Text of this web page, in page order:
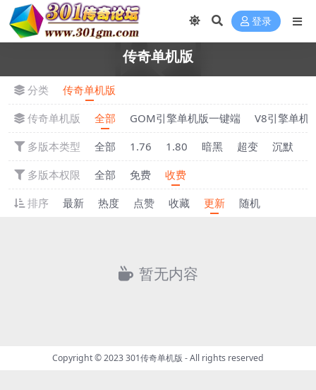
登录
传奇单机版
分类
传奇单机版
传奇单机版
全部 GOM引擎单机版一键端
V8引擎单机
多版本类型
全部 1.76 1.80 暗黑 超变 沉默
多版本权限
全部 免费
收费
排序
最新 热度 点赞 收藏 更新 随机
暂无内容
Copyright © 2023301传奇单机版 - All rights reserved